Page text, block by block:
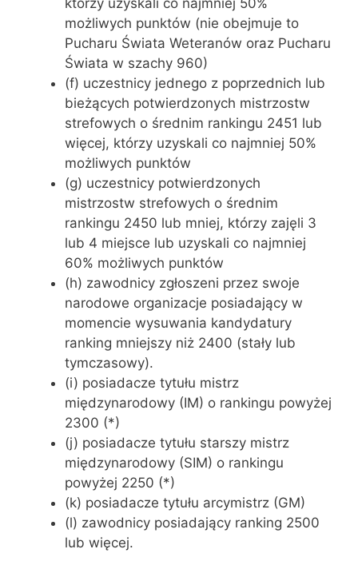
możliwych punktów (nie obejmuje to
Pucharu Świata Weteranów oraz Pucharu
Świata w szachy 960)
(f) uczestnicy jednego z poprzednich lub
bieżących potwierdzonych mistrzostw
strefowych o średnim rankingu 2451 lub
więcej, którzy uzyskali co najmniej 50%
możliwych punktów
(g) uczestnicy potwierdzonych
mistrzostw strefowych o średnim
rankingu 2450 lub mniej, którzy zajęli 3
lub 4 miejsce lub uzyskali co najmniej
60% możliwych punktów
(h) zawodnicy zgłoszeni przez swoje
narodowe organizacje posiadający w
momencie wysuwania kandydatury
ranking mniejszy niż 2400 (stały lub
tymczasowy).
(i) posiadacze tytułu mistrz
międzynarodowy (IM) o rankingu powyżej
2300 (*)
(j) posiadacze tytułu starszy mistrz
międzynarodowy (SIM) o rankingu
powyżej 2250 (*)
(k) posiadacze tytułu arcymistrz (GM)
(l) zawodnicy posiadający ranking 2500
lub więcej.